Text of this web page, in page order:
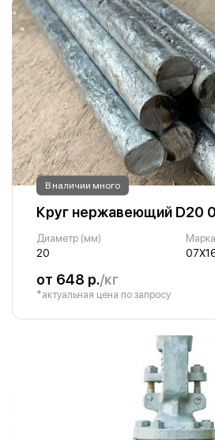
В наличии много
Круг нержавеющий D20
Диаметр (мм)
20
от 648 р./кг
*актуальная цена по запросу